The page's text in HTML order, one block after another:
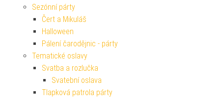
Sezónní párty
Čert a Mikuláš
Halloween
Pálení čarodějnic - párty
Tematické oslavy
Svatba a rozlučka
Svatební oslava
Tlapková patrola párty